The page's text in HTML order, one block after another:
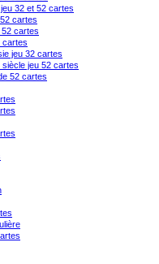
32 et 52 cartes
cartes
cartes
cartes
jeu 32 cartes
jeu 52 cartes
52 cartes